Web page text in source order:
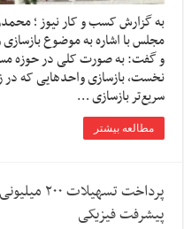
به گزارش کسب و کار نیوز ؛
مجلس با اشاره به موضوع
و گفت: به صورت کلی در حوزه
نخست، بازسازی واحدهایی که
سریع‌تر بازسازی …
مطالعه بیشتر
پیشرفت فیزیکی